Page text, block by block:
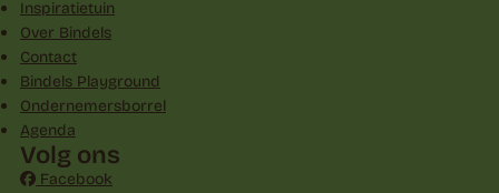
Inspiratietuin
Over Bindels
Contact
Bindels Playground
Ondernemersborrel
Agenda
Volg ons
Facebook